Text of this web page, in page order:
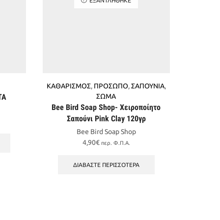
ΚΑΘΑΡΙΣΜΟΣ, ΠΡΟΣΩΠΟ,ΣΑΠΟΥΝΙΑ,
ΣΩΜΑ
Bee Bird Soap Shop- Χειροποίητο
Σαπούνι Pink Clay 120γρ
Bee Bird Soap Shop
4,90€ περ. Φ.Π.Α.
ΔΙΑΒΆΣΤΕ ΠΕΡΙΣΣΌΤΕΡΑ